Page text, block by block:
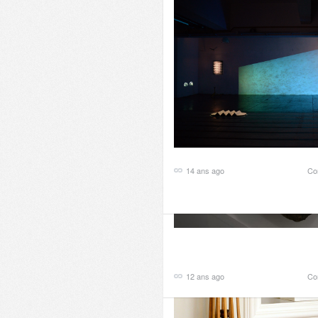
2 ans ago
12 ans ago
14 ans ago